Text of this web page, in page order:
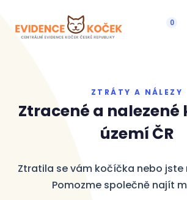
0
ZTRÁTY A NÁLEZY
Ztracené a nalezené
území ČR
Ztratila se vám kočíčka nebo jste
Pomozme společně najít